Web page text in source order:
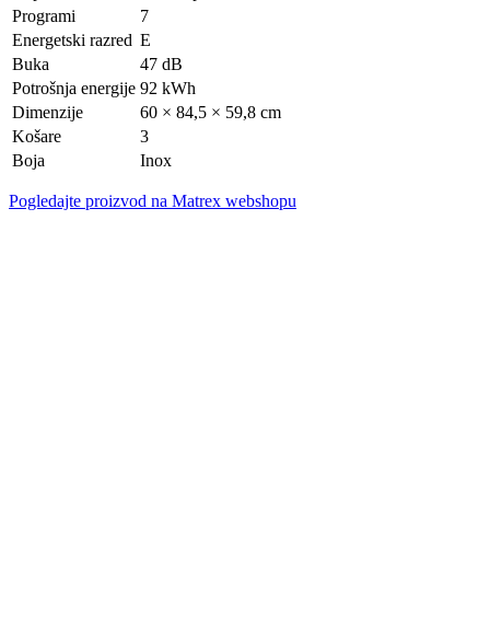
Programi
7
Energetski razred E
Buka
47 dB
Potrošnja energije 92 kWh
Dimenzije
60 × 84,5 × 59,8 cm
Košare
3
Boja
Inox
Pogledajte proizvod na Matrex webshopu